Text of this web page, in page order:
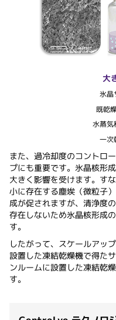
大
氷晶
既乾
水蒸気
一次
また、過冷却度のコントロ
プにも重要です。氷晶核形
大きく影響を受けます。す
小に存在する塵埃（微粒子
成が促されますが、清浄度
存在しないため氷晶核形成
す。
したがって、スケールアッ
設置した凍結乾燥機で得た
ンルームに設置した凍結乾
す。